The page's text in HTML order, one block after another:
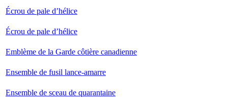
Écrou de pale d’hélice
Écrou de pale d’hélice
Emblème de la Garde côtière canadienne
Ensemble de fusil lance-amarre
Ensemble de sceau de quarantaine